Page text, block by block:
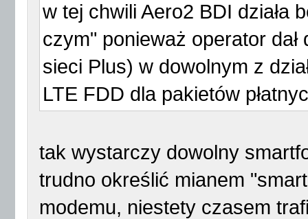
w tej chwili Aero2 BDI działa
czym" ponieważ operator
sieci Plus) w dowolnym z
LTE FDD dla pakietów
tak wystarczy dowolny
trudno określić mianem
modemu, niestety czasem